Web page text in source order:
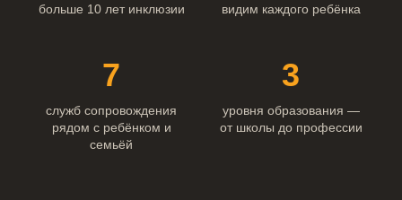
больше 10 лет инклюзии
видим каждого ребёнка
7
служб сопровождения
рядом с ребёнком и
семьёй
3
уровня образования —
от школы до профессии